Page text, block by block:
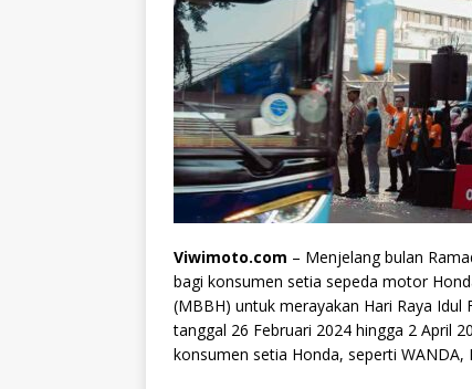
Viwimoto.com – Menjelang bulan
bagi konsumen setia sepeda motor
(MBBH) untuk merayakan Hari Raya
tanggal 26 Februari 2024 hingga 2 April
konsumen setia Honda, seperti